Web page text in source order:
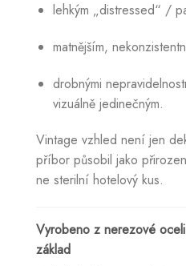
lehkým „distressed“ /
matnějším,
drobnými
vizuálně jedinečným.
Vintage vzhled není jen
příbor působil jako
ne sterilní hotelový kus.
Vyrobeno z nerezové
základ